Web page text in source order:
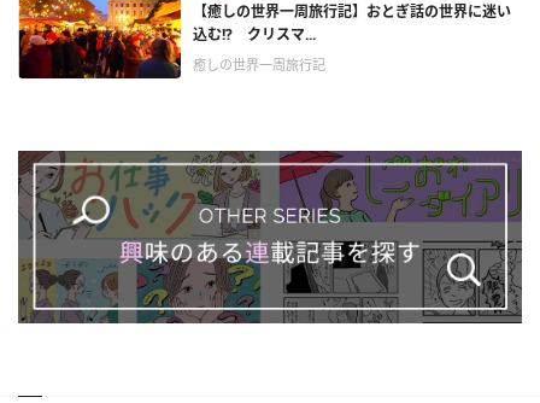
【癒しの世界一周旅行記】おとぎ話の世界に迷い
込む!? クリスマ...
癒しの世界一周旅行記